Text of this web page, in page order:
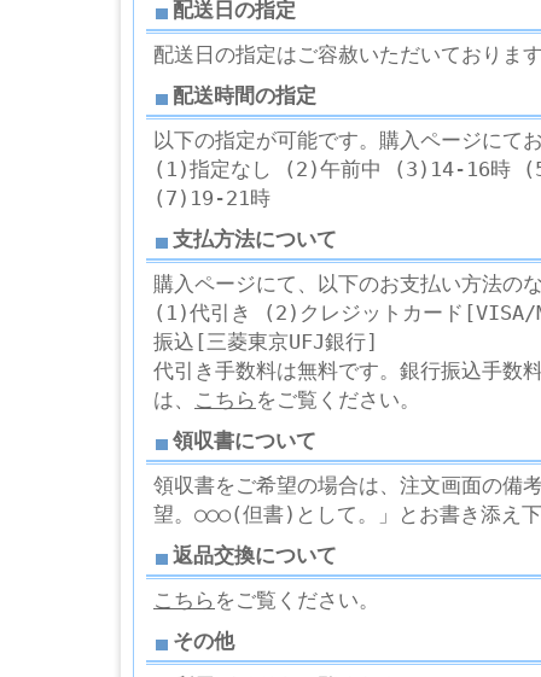
配送日の指定
配送日の指定はご容赦いただいておりま
配送時間の指定
以下の指定が可能です。購入ページにて
(1)指定なし (2)午前中 (3)14-16時
(7)19-21時
支払方法について
購入ページにて、以下のお支払い方法の
(1)代引き (2)クレジットカード
振込[三菱東京UFJ銀行]
代引き手数料は無料です。銀行振込手数
は、 こちら をご覧ください。
領収書について
領収書をご希望の場合は、注文画面の
望。○○○(但書)として。」とお書き添え
返品交換について
こちら をご覧ください。
その他